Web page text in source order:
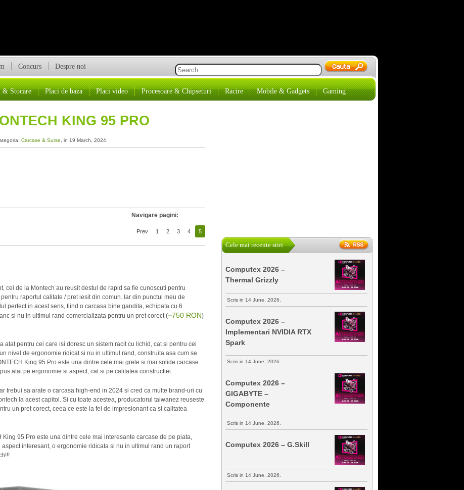
Concurs Despre noi
Stocare Placi de baza Placi video Procesoare & Chipseturi Racire Mobile & Gadgets Gaming
KING 95 PRO
Carcase & Surse , in 19 March, 2024.
Navigare pagini:
Prev 1 2 3 4 5
cei de la Montech au reusit destul de rapid sa fie cunoscuti pentru
raportul calitate / pret iesit din comun. Iar din punctul meu de
perfect in acest sens, fiind o carcasa bine gandita, echipata cu 6
si nu in ultimul rand comercializata pentru un pret corect (~750 RON)
atat pentru cei care isi doresc un sistem racit cu lichid, cat si pentru cei
nivel de ergonomie ridicat si nu in ultimul rand, construita asa cum se
King 95 Pro este una dintre cele mai grele si mai solide carcase
atat pe ergonomie si aspect, cat si pe calitatea constructiei.
trebui sa arate o carcasa high-end in 2024 si cred ca multe brand-uri cu
la acest capitol. Si cu toate acestea, producatorul taiwanez reuseste
un pret corect, ceea ce este la fel de impresionant ca si calitatea
King 95 Pro este una dintre cele mai interesante carcase de pe piata,
interesant, o ergonomie ridicata si nu in ultimul rand un raport
Cele mai recente stiri
Computex 2026 –
Thermal Grizzly
Scris in 14 June, 2026.
Computex 2026 –
Implementari NVIDIA RTX
Spark
Scris in 14 June, 2026.
Computex 2026 –
GIGABYTE –
Componente
Scris in 14 June, 2026.
Computex 2026 – G.Skill
Scris in 14 June, 2026.